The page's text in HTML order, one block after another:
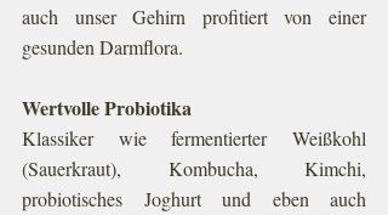
auch unser Gehirn profitiert von einer
gesunden Darmflora.
Wertvolle Probiotika
Klassiker wie fermentierter Weißkohl
(Sauerkraut), Kombucha, Kimchi,
probiotisches Joghurt und eben auch